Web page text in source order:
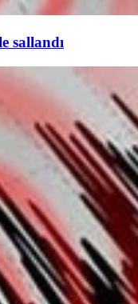
sallandı